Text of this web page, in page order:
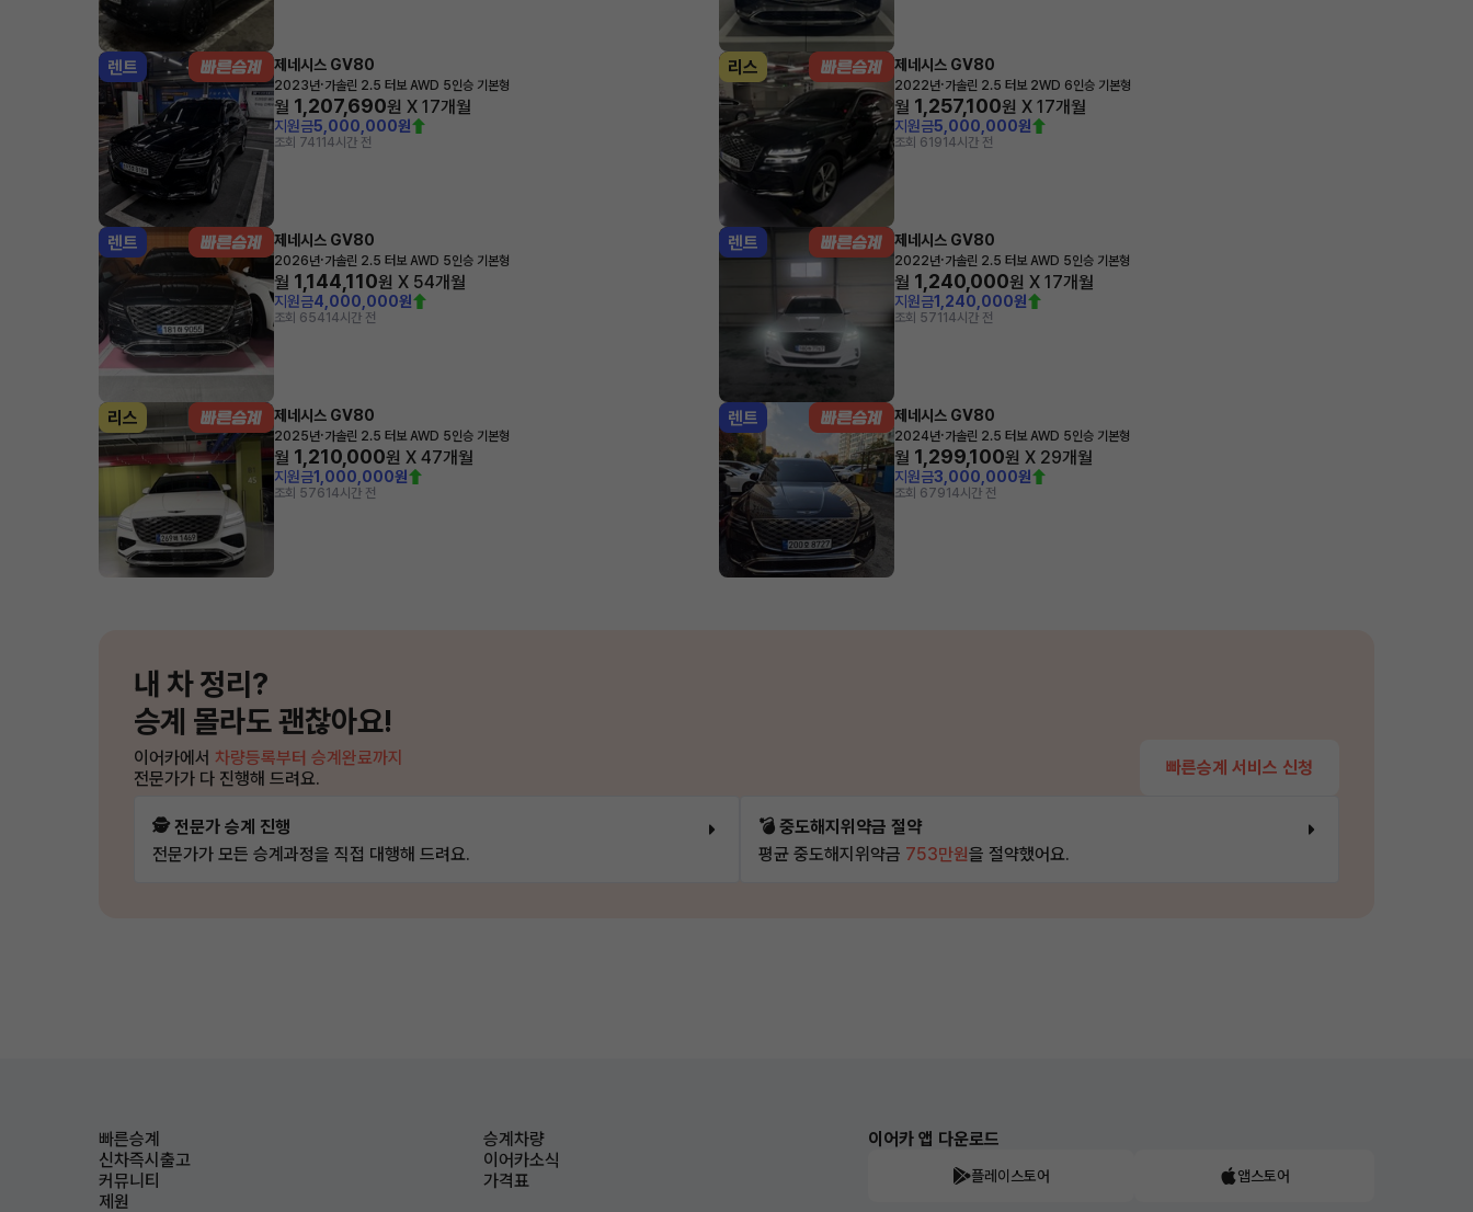
렌트 제네시스 GV80
2023년·가솔린 2.5 터보 AWD 5인승 기본형
월 1,207,690원 X 17개월
지원금5,000,000원
조회 741 14시간 전
리스 제네시스 GV80
2022년·가솔린 2.5 터보 2WD 6인승 기본형
월 1,257,100원 X 17개월
지원금5,000,000원
조회 61914시간 전
렌트 제네시스 GV80
2026년·가솔린 2.5 터보 AWD 5인승 기본형
월 1,144,110원 X 54개월
지원금4,000,000원
조회 65414시간 전
렌트 제네시스 GV80
2022년·가솔린 2.5 터보 AWD 5인승 기본형
월 1,240,000원 X 17개월
지원금1,240,000원
조회 571 14시간 전
리스 제네시스 GV80
2025년·가솔린 2.5 터보 AWD 5인승 기본형
월 1,210,000원 X 47개월
지원금1,000,000원
조회 57614시간 전
렌트 제네시스 GV80
2024년·가솔린 2.5 터보 AWD 5인승 기본형
월 1,299,100원 X 29개월
지원금3,000,000원
조회 67914시간 전
내 차 정리?
승계 몰라도 괜찮아요!
이어카에서 차량등록부터 승계완료까지
전문가가 다 진행해 드려요.
빠른승계 서비스 신청
🕵️ 전문가 승계 진행
전문가가 모든 승계과정을 직접 대행해 드려요.
💣 중도해지위약금 절약
평균 중도해지위약금 753만원을 절약했어요.
빠른승계
승계차량
신차즉시출고
이어카소식
커뮤니티
가격표
제원
이어카 앱 다운로드
플레이스토어 앱스토어